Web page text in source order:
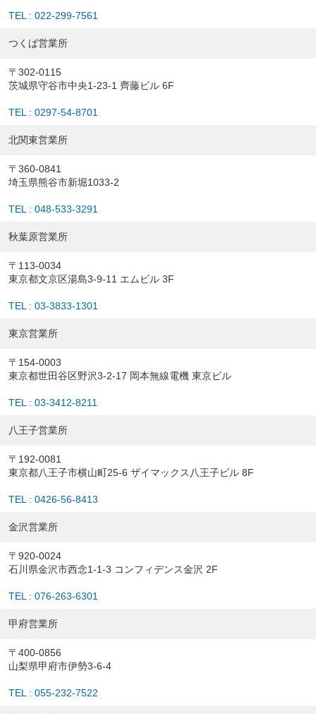
TEL : 022-299-7561
つくば営業所
〒302-0115
茨城県守谷市中央1-23-1 齊藤ビル 6F
TEL : 0297-54-8701
北関東営業所
〒360-0841
埼玉県熊谷市新堀1033-2
TEL : 048-533-3291
秋葉原営業所
〒113-0034
東京都文京区湯島3-9-11 エムビル 3F
TEL : 03-3833-1301
東京営業所
〒154-0003
東京都世田谷区野沢3-2-17 岡本無線電機 東京ビル
TEL : 03-3412-8211
八王子営業所
〒192-0081
東京都八王子市横山町25-6 ザイマックス八王子ビル 8F
TEL : 0426-56-8413
金沢営業所
〒920-0024
石川県金沢市西念1-1-3 コンフィデンス金沢 2F
TEL : 076-263-6301
甲府営業所
〒400-0856
山梨県甲府市伊勢3-6-4
TEL : 055-232-7522